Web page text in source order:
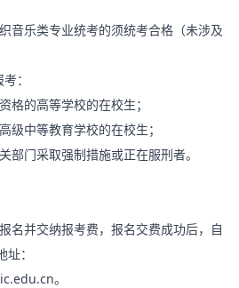
乐类专业统考的须统考合格（未涉及
：
的高等学校的在校生；
中等教育学校的在校生；
门采取强制措施或正在服刑者。
并交纳报考费，报名交费成功后，自
：
。